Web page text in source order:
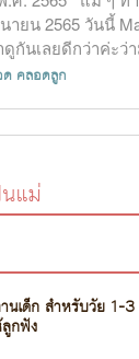
ยน 2565 วันนี้
กันเลยดีกว่าค่ะว่
ด คลอดลูก
แม่
นเด็ก สำหรับวัย 1-
กฟัง